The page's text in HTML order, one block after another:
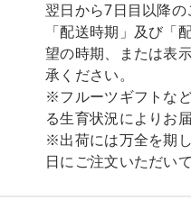
翌日から7日目以降
「配送時期」及び「
望の時期、または表
承ください。
※フルーツギフトな
る生育状況によりお
※出荷には万全を期
日にご注文いただい